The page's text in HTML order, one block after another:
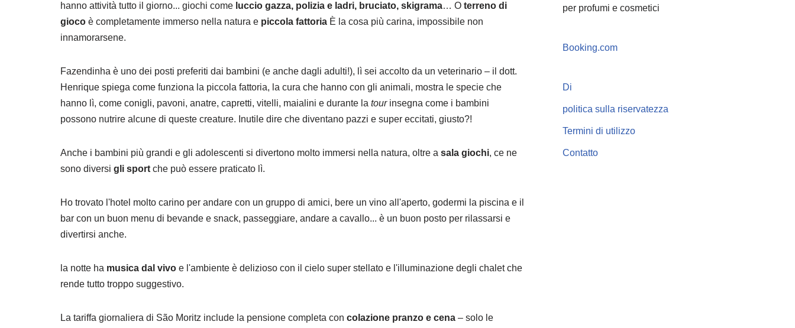
hanno attività tutto il giorno... giochi come luccio gazza, polizia e ladri, bruciato, skigrama… O terreno di
gioco è completamente immerso nella natura e piccola fattoria È la cosa più carina, impossibile non
innamorarsene.
Fazendinha è uno dei posti preferiti dai bambini (e anche dagli adulti!), lì sei accolto da un veterinario – il dott.
Henrique spiega come funziona la piccola fattoria, la cura che hanno con gli animali, mostra le specie che
hanno lì, come conigli, pavoni, anatre, capretti, vitelli, maialini e durante la tourinsegna come i bambini
possono nutrire alcune di queste creature. Inutile dire che diventano pazzi e super eccitati, giusto?!
Anche i bambini più grandi e gli adolescenti si divertono molto immersi nella natura, oltre a sala giochi, ce ne
sono diversi gli sport che può essere praticato lì.
Ho trovato l'hotel molto carino per andare con un gruppo di amici, bere un vino all'aperto, godermi la piscina e il
bar con un buon menu di bevande e snack, passeggiare, andare a cavallo... è un buon posto per rilassarsi e
divertirsi anche.
la notte ha musica dal vivo e l'ambiente è delizioso con il cielo super stellato e l'illuminazione degli chalet che
rende tutto troppo suggestivo.
La tariffa giornaliera di São Moritz include la pensione completa con colazione pranzo e cena – solo le
per profumi e cosmetici
Booking.com
Di
politica sulla riservatezza
Termini di utilizzo
Contatto